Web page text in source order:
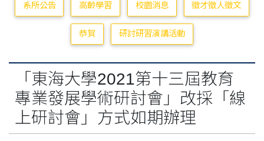
系所公告 高齡學習 校園消息 徵才徵人徵文
恭賀 研討研習演講活動
「東海大學2021第十三屆教育
專業發展學術研討會」改採「線
上研討會」方式如期辦理